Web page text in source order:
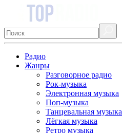
Радио
Жанры
Разговорное радио
Рок-музыка
Электронная музыка
Поп-музыка
Танцевальная музыка
Лёгкая музыка
Ретро музыка